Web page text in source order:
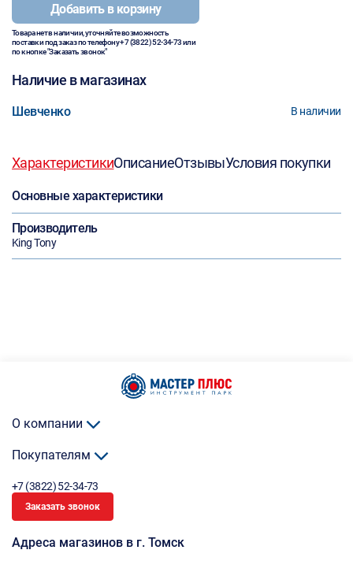
Добавить в корзину
Товара нет в наличии, уточняйте возможность
поставки под заказ по телефону+7 (3822) 52-34-73или
по кнопке "Заказать звонок"
Наличие в магазинах
Шевченко В наличии
ХарактеристикиОписаниеОтзывыУсловия покупки
Основные характеристики
Производитель
King Tony
О компании
Покупателям
+7 (3822) 52-34-73
Заказать звонок
Адреса магазинов в г. Томск